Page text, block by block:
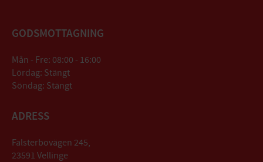
GODSMOTTAGNING
Mån - Fre: 08:00 - 16:00
Lördag: Stängt
Söndag: Stängt
ADRESS
Falsterbovägen 245,
23591 Vellinge